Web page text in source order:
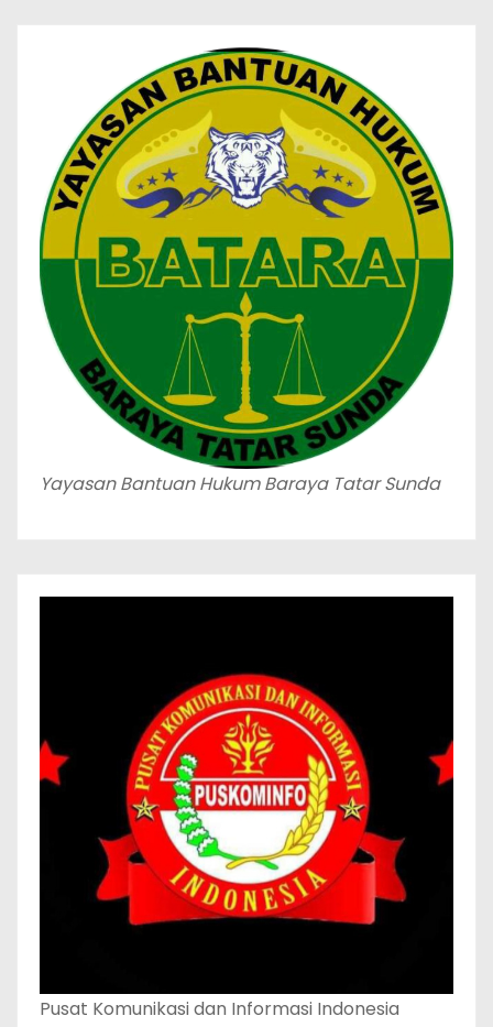
Yayasan Bantuan Hukum Baraya Tatar Sunda
Pusat Komunikasi dan Informasi Indonesia